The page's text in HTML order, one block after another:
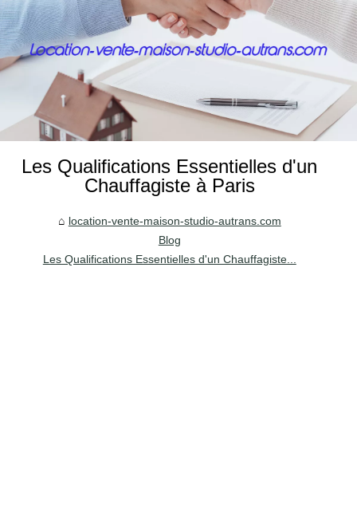
Les Qualifications Essentielles d'un
Chauffagiste à Paris
location-vente-maison-studio-autrans.com
Blog
Les Qualifications Essentielles d'un Chauffagiste...